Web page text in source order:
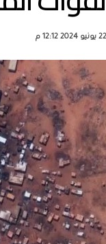
22 يونيو 2024 12:12 م